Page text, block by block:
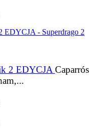
2 EDYCJACaparrós